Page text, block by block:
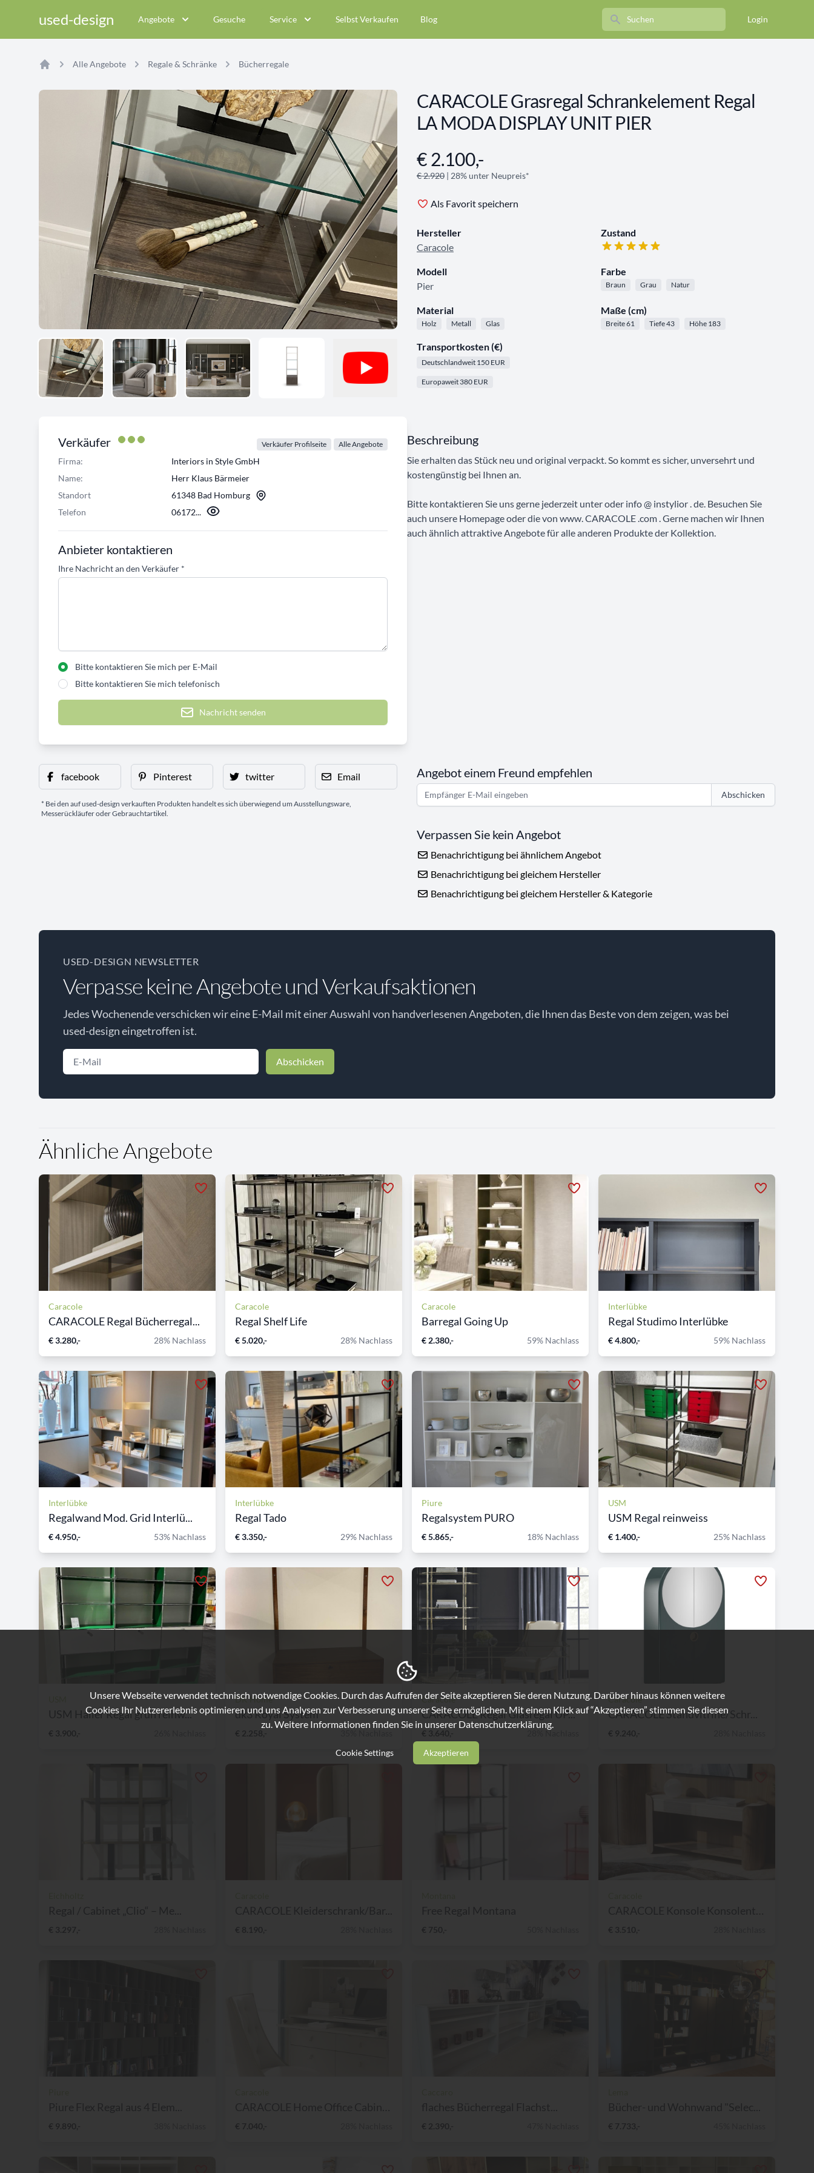
used-design Angebote Gesuche Service Selbst Verkaufen Blog Search Login
Alle Angebote Regale & Schränke Bücherregale
CARACOLE Grasregal Schrankelement Regal
LA MODA DISPLAY UNIT PIER
Angebotsinformationen
€ 2.100,-
€ 2.920 | 28% unter Neupreis*
Als Favorit speichern
Hersteller
Caracole
Zustand
Modell
Pier
Farbe
Braun Grau Natur
Material
Holz Metall Glas
Maße (cm)
Breite 61 Tiefe 43 Höhe 183
Transportkosten (€)
Deutschlandweit 150 EUR
Europaweit 380 EUR
Verkäufer Verkäufer Profilseite Alle Angebote
Firma:
Interiors in Style GmbH
Name:
Herr Klaus Bärmeier
Standort
61348 Bad Homburg
Telefon
06172...
Anbieter kontaktieren
Ihre Nachricht an den Verkäufer *
Bitte kontaktieren Sie mich per E-Mail
Bitte kontaktieren Sie mich telefonisch
Nachricht senden
Beschreibung
Sie erhalten das Stück neu und original verpackt. So kommt es sicher, unversehrt und
kostengünstig bei Ihnen an.
Bitte kontaktieren Sie uns gerne jederzeit unter oder info @ instylior . de. Besuchen Sie
auch unsere Homepage oder die von www. CARACOLE .com . Gerne machen wir Ihnen
auch ähnlich attraktive Angebote für alle anderen Produkte der Kollektion.
facebook Pinterest twitter Email
* Bei den auf used-design verkauften Produkten handelt es sich überwiegend um Ausstellungsware,
Messerückläufer oder Gebrauchtartikel.
Angebot einem Freund empfehlen
Abschicken
Verpassen Sie kein Angebot
Benachrichtigung bei ähnlichem Angebot
Benachrichtigung bei gleichem Hersteller
Benachrichtigung bei gleichem Hersteller & Kategorie
USED-DESIGN NEWSLETTER
Verpasse keine Angebote und Verkaufsaktionen
Jedes Wochenende verschicken wir eine E-Mail mit einer Auswahl von handverlesenen Angeboten, die Ihnen das Beste von dem zeigen, was bei
used-design eingetroffen ist.
Abschicken
Ähnliche Angebote
Caracole
CARACOLE Regal Bücherregal...
€ 3.280,- 28% Nachlass
Caracole
Regal Shelf Life
€ 5.020,- 28% Nachlass
Caracole
Barregal Going Up
€ 2.380,- 59% Nachlass
Interlübke
Regal Studimo Interlübke
€ 4.800,- 59% Nachlass
Interlübke
Regalwand Mod. Grid Interlü...
€ 4.950,- 53% Nachlass
Interlübke
Regal Tado
€ 3.350,- 29% Nachlass
Piure
Regalsystem PURO
€ 5.865,- 18% Nachlass
USM
USM Regal reinweiss
€ 1.400,- 25% Nachlass
USM Haller Regal grün reinw...
€ 3.900,-
DK Home
dk3 Royal System
€ 2.258,-
Caracole
CARACOLE Regal Glasregal UP...
€ 3.640,- 28% Nachlass
Caracole
CARACOLE Standvitrine/Schr...
€ 9.240,-
Unsere Webseite verwendet technisch notwendige Cookies. Durch das Aufrufen der Seite akzeptieren Sie deren Nutzung. Darüber hinaus können weitere
Cookies Ihr Nutzererlebnis optimieren und uns Analysen zur Verbesserung unserer Seite ermöglichen. Mit einem Klick auf “Akzeptieren” stimmen Sie diesen
zu. Weitere Informationen finden Sie in unserer Datenschutzerklärung.
Cookie Settings Akzeptieren